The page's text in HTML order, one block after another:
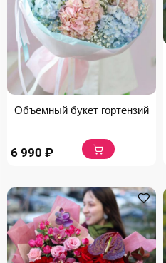
Объемный букет гортензий
6 990 ₽